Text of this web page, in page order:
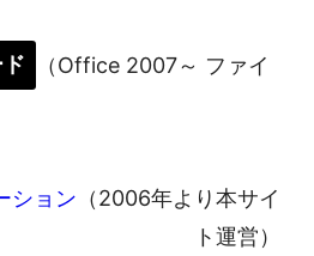
（Office 2007～ ファイ
ション （2006年より本サイ
ト運営）